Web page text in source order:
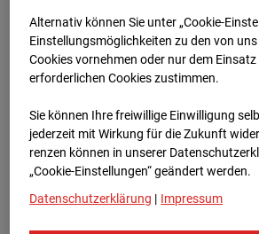
10.03.2025
Alternativ können Sie unter „Cookie-
Einstellungsmöglichkeiten zu den von
Cookies vornehmen oder nur dem
erforderlichen Cookies zustimmen.
Sie können Ihre freiwillige Einwilligung
jederzeit mit Wirkung für die Zukunft
renzen können in unserer
„Cookie-Einstellungen“ geändert werden.
Datenschutzerklärung | Impressum